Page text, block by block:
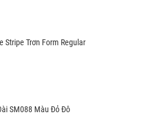
Stripe Trơn Form Regular
SM088 Màu Đỏ Đô